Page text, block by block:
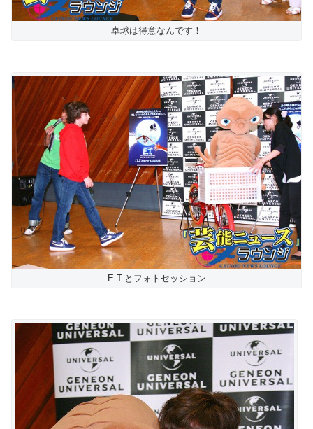
卓球は得意なんです！
E.T.とフォトセッション